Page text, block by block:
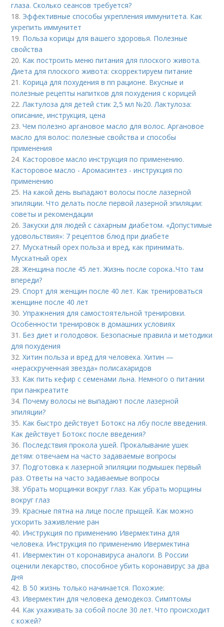
глаза. Сколько сеансов требуется?
18. Эффективные способы укрепления иммунитета. Как
укрепить иммунитет
19. Польза корицы для вашего здоровья. Полезные
свойства
20. Как построить меню питания для плоского живота.
Диета для плоского живота: скорректируем питание
21. Корица для похудения в пп рационе. Вкусные и
полезные рецепты напитков для похудения с корицей
22.Лактулоза для детей стик 2,5 мл №20. Лактулоза:
описание, инструкция, цена
23.Чем полезно аргановое масло для волос. Аргановое
масло для волос: полезные свойства и способы
применения
24. Касторовое масло инструкция по применению.
Касторовое масло - Аромасинтез - инструкция по
применению
25. На какой день выпадают волосы после лазерной
эпиляции. Что делать после первой лазерной эпиляции:
советы и рекомендации
26.Закуски для людей с сахарным диабетом. «Допустимые
удовольствия»: 7 рецептов блюд при диабете
27. Мускатный орех польза и вред, как принимать.
Мускатный орех
28.Женщина после 45 лет. Жизнь после сорока..Что там
впереди?
29.Спорт для женщин после 40 лет. Как тренироваться
женщине после 40 лет
30.Упражнения для самостоятельной тренировки.
Особенности тренировок в домашних условиях
31. Без диет и голодовок. Безопасные правила и методики
для похудения
32.Хитин польза и вред для человека. Хитин —
«нераскрученная звезда» полисахаридов
33. Как пить кефир с семенами льна. Немного о питании
при панкреатите
34. Почему волосы не выпадают после лазерной
эпиляции?
35. Как быстро действует Ботокс на лбу после введения.
Как действует Ботокс после введения?
36. Последствия прокола ушей. Прокалывание ушек
детям: отвечаем на часто задаваемые вопросы
37. Подготовка к лазерной эпиляции подмышек первый
раз. Ответы на часто задаваемые вопросы
38.Убрать морщинки вокруг глаз. Как убрать морщины
вокруг глаз
39. Красные пятна на лице после прыщей. Как можно
ускорить заживление ран
40. Инструкция по применению Ивермектина для
человека. Инструкция по применению Ивермектина
41. Ивермектин от коронавируса аналоги. В России
оценили лекарство, способное убить коронавирус за два
дня
42. В 50 жизнь только начинается. Похожие:
43. Ивермектин для человека демодекоз. Симптомы
44. Как ухаживать за собой после 30 лет. Что происходит
с кожей?